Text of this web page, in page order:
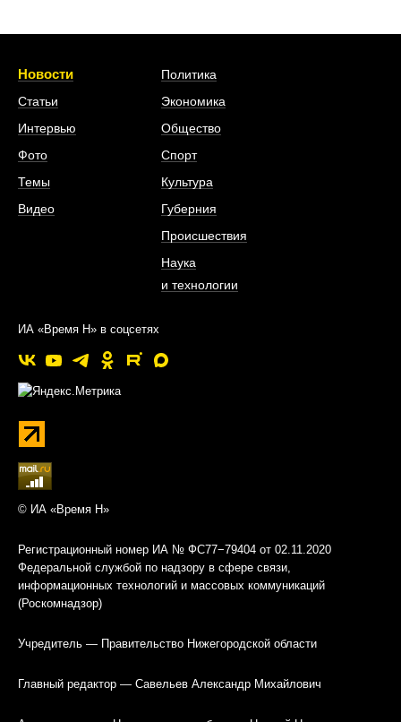
Новости
Статьи
Интервью
Фото
Темы
Видео
Политика
Экономика
Общество
Спорт
Культура
Губерния
Происшествия
Наука
и технологии
ИА «Время Н» в соцсетях
© ИА «Время Н»
Регистрационный номер ИА № ФС77−79404 от 02.11.2020
Федеральной службой по надзору в сфере связи,
информационных технологий и массовых коммуникаций
(Роскомнадзор)
Учредитель — Правительство Нижегородской области
Главный редактор — Савельев Александр Михайлович